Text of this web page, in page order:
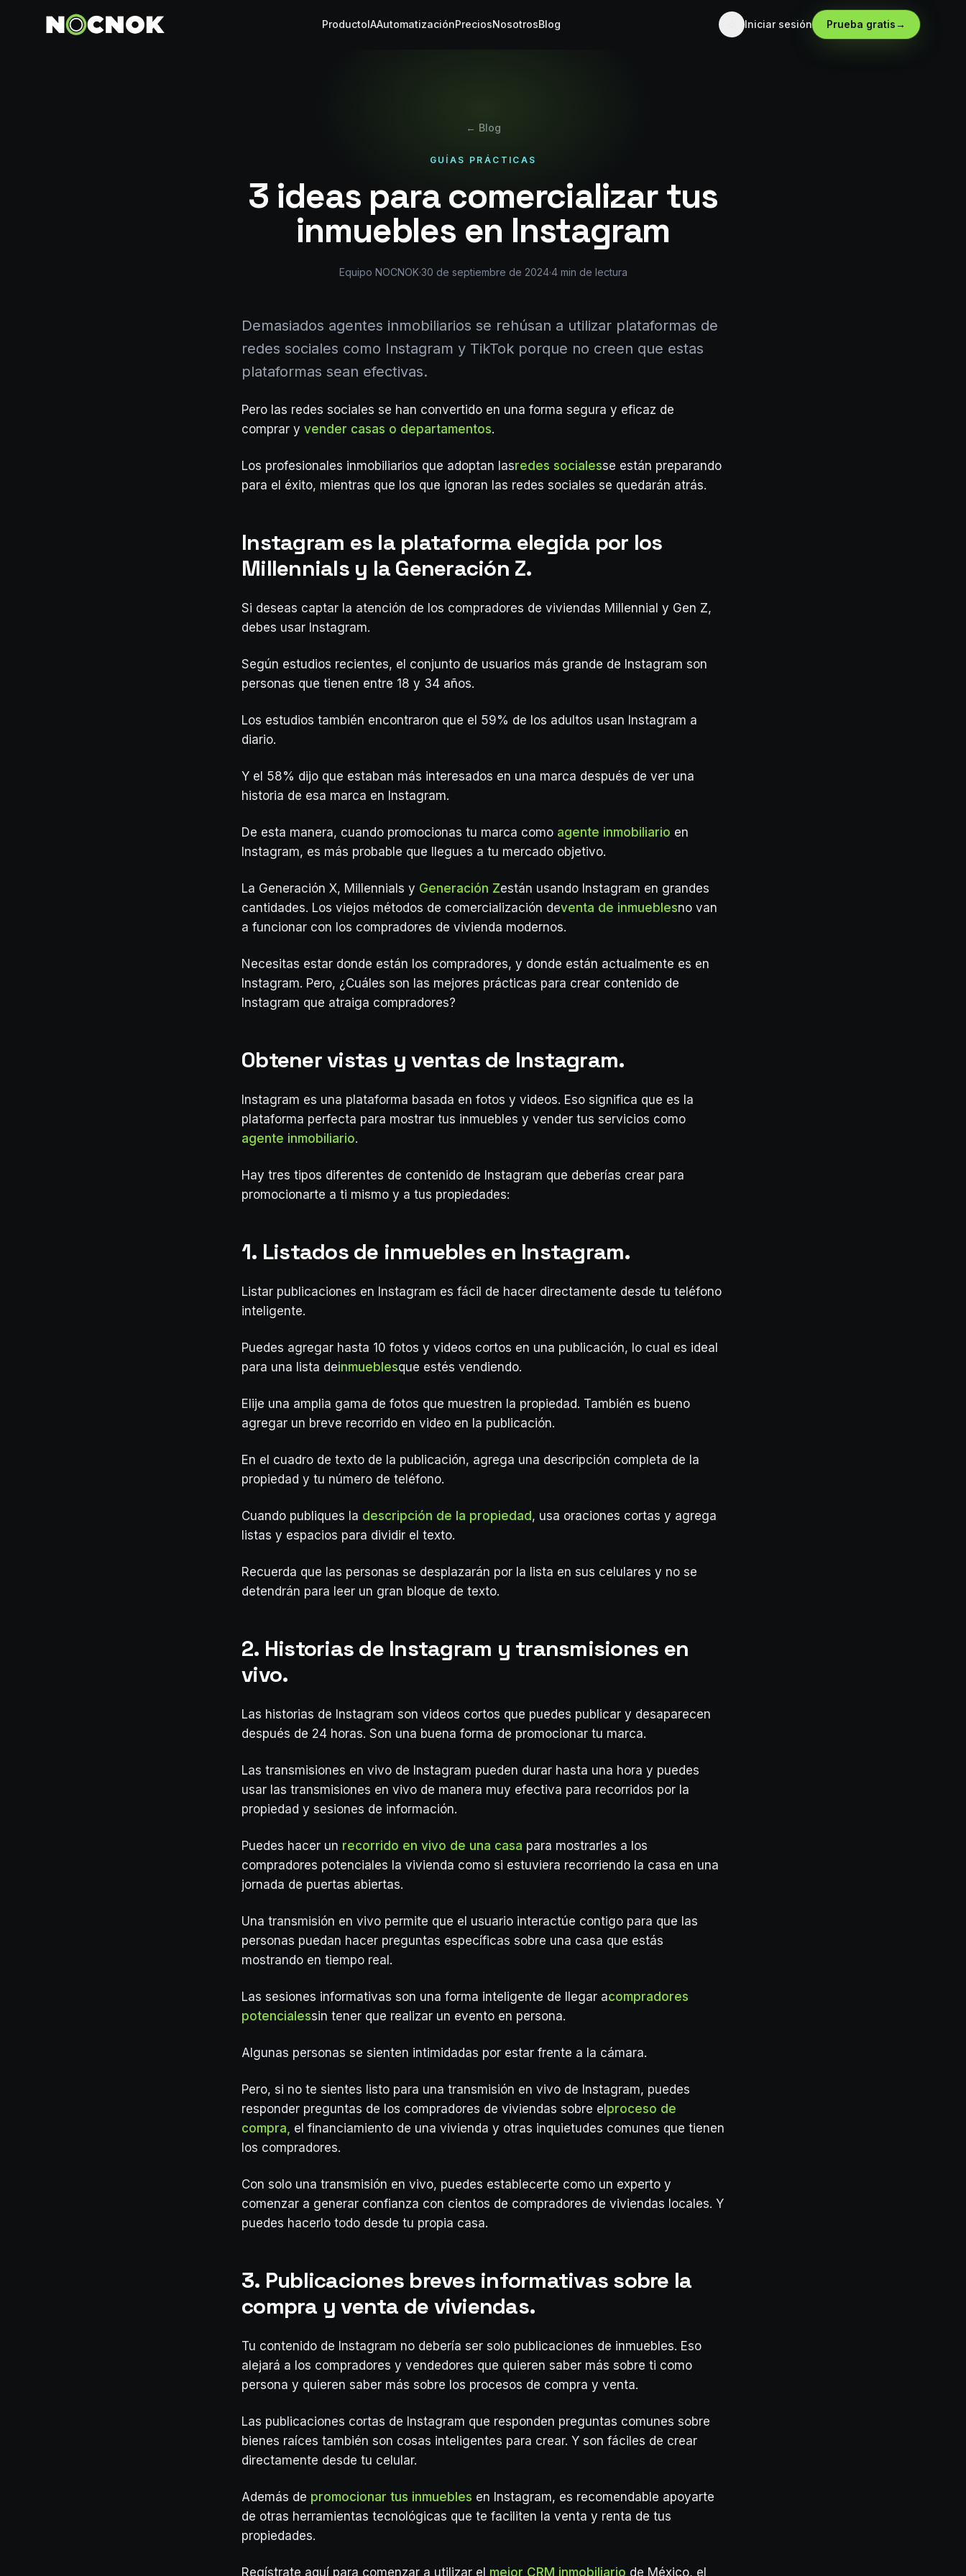
ProductoIAAutomatizaciónPreciosNosotrosBlog Iniciar sesión Prueba gratis→
← Blog
GUÍAS PRÁCTICAS
3 ideas para comercializar tus
inmuebles en Instagram
Equipo NOCNOK·30 de septiembre de 2024·4min de lectura
Demasiados agentes inmobiliarios se rehúsan a utilizar plataformas de
redes sociales como Instagram y TikTok porque no creen que estas
plataformas sean efectivas.
Pero las redes sociales se han convertido en una forma segura y eficaz de
comprar y vender casas o departamentos.
Los profesionales inmobiliarios que adoptan lasredes socialesse están preparando
para el éxito, mientras que los que ignoran las redes sociales se quedarán atrás.
Instagram es la plataforma elegida por los
Millennials y la Generación Z.
Si deseas captar la atención de los compradores de viviendas Millennial y Gen Z,
debes usar Instagram.
Según estudios recientes, el conjunto de usuarios más grande de Instagram son
personas que tienen entre 18 y 34 años.
Los estudios también encontraron que el 59% de los adultos usan Instagram a
diario.
Y el 58% dijo que estaban más interesados en una marca después de ver una
historia de esa marca en Instagram.
De esta manera, cuando promocionas tu marca como agente inmobiliario en
Instagram, es más probable que llegues a tu mercado objetivo.
La Generación X, Millennials y Generación Zestán usando Instagram en grandes
cantidades. Los viejos métodos de comercialización deventa de inmueblesno van
a funcionar con los compradores de vivienda modernos.
Necesitas estar donde están los compradores, y donde están actualmente es en
Instagram. Pero, ¿Cuáles son las mejores prácticas para crear contenido de
Instagram que atraiga compradores?
Obtener vistas y ventas de Instagram.
Instagram es una plataforma basada en fotos y videos. Eso significa que es la
plataforma perfecta para mostrar tus inmuebles y vender tus servicios como
agente inmobiliario.
Hay tres tipos diferentes de contenido de Instagram que deberías crear para
promocionarte a ti mismo y a tus propiedades:
1. Listados de inmuebles en Instagram.
Listar publicaciones en Instagram es fácil de hacer directamente desde tu teléfono
inteligente.
Puedes agregar hasta 10 fotos y videos cortos en una publicación, lo cual es ideal
para una lista deinmueblesque estés vendiendo.
Elije una amplia gama de fotos que muestren la propiedad. También es bueno
agregar un breve recorrido en video en la publicación.
En el cuadro de texto de la publicación, agrega una descripción completa de la
propiedad y tu número de teléfono.
Cuando publiques la descripción de la propiedad , usa oraciones cortas y agrega
listas y espacios para dividir el texto.
Recuerda que las personas se desplazarán por la lista en sus celulares y no se
detendrán para leer un gran bloque de texto.
2. Historias de Instagram y transmisiones en
vivo.
Las historias de Instagram son videos cortos que puedes publicar y desaparecen
después de 24 horas. Son una buena forma de promocionar tu marca.
Las transmisiones en vivo de Instagram pueden durar hasta una hora y puedes
usar las transmisiones en vivo de manera muy efectiva para recorridos por la
propiedad y sesiones de información.
Puedes hacer un recorrido en vivo de una casa para mostrarles a los
compradores potenciales la vivienda como si estuviera recorriendo la casa en una
jornada de puertas abiertas.
Una transmisión en vivo permite que el usuario interactúe contigo para que las
personas puedan hacer preguntas específicas sobre una casa que estás
mostrando en tiempo real.
Las sesiones informativas son una forma inteligente de llegar acompradores
potencialessin tener que realizar un evento en persona.
Algunas personas se sienten intimidadas por estar frente a la cámara.
Pero, si no te sientes listo para una transmisión en vivo de Instagram, puedes
responder preguntas de los compradores de viviendas sobre el proceso de
compra, el financiamiento de una vivienda y otras inquietudes comunes que tienen
los compradores.
Con solo una transmisión en vivo, puedes establecerte como un experto y
comenzar a generar confianza con cientos de compradores de viviendas locales. Y
puedes hacerlo todo desde tu propia casa.
3. Publicaciones breves informativas sobre la
compra y venta de viviendas.
Tu contenido de Instagram no debería ser solo publicaciones de inmuebles. Eso
alejará a los compradores y vendedores que quieren saber más sobre ti como
persona y quieren saber más sobre los procesos de compra y venta.
Las publicaciones cortas de Instagram que responden preguntas comunes sobre
bienes raíces también son cosas inteligentes para crear. Y son fáciles de crear
directamente desde tu celular.
Además de promocionar tus inmuebles en Instagram, es recomendable apoyarte
de otras herramientas tecnológicas que te faciliten la venta y renta de tus
propiedades.
Regístrate aquí para comenzar a utilizar el mejor CRM inmobiliario de México, el